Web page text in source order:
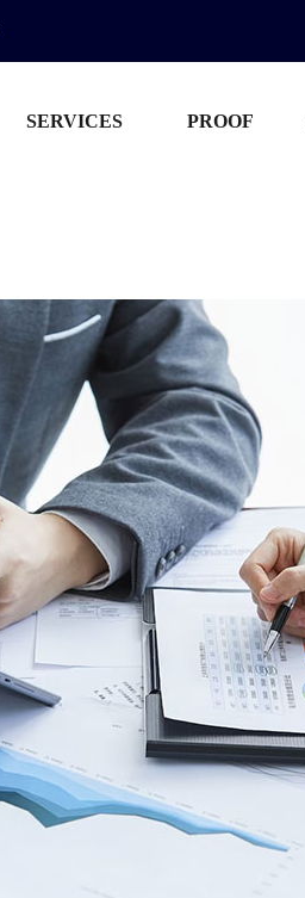
SERVICES PROOF